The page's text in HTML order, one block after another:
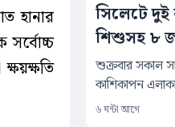
হানার
সর্বোচ্চ
সিলেটে দুই
শিশুসহ ৮
শুক্রবার সকাল
কাশিকাপন
৬ ঘন্টা আগে